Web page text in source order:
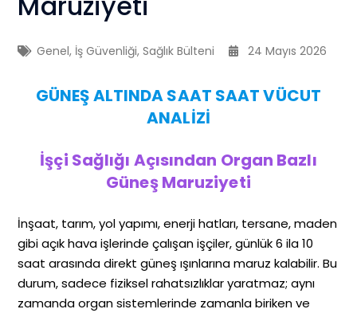
Genel, İş Güvenliği,Sağlık Bülteni 24 Mayıs 2026
GÜNEŞ ALTINDA SAAT SAAT VÜCUT
ANALİZİ
İşçi Sağlığı Açısından Organ Bazlı
Güneş Maruziyeti
İnşaat, tarım, yol yapımı, enerji hatları, tersane, maden
gibi açık hava işlerinde çalışan işçiler, günlük 6 ila 10
saat arasında direkt güneş ışınlarına maruz kalabilir. Bu
durum, sadece fiziksel rahatsızlıklar yaratmaz; aynı
zamanda organ sistemlerinde zamanla biriken ve